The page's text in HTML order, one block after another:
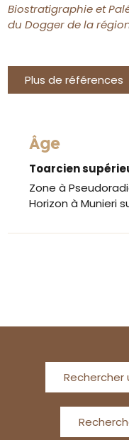
Biostratigraphie et
du Dogger de la
Plus de références
Âge
Toarcien
Zone à
Horizon à Munieri